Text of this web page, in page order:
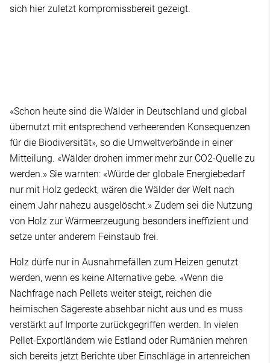
sich hier zuletzt kompromissbereit gezeigt.
«Schon heute sind die Wälder in Deutschland und global
übernutzt mit entsprechend verheerenden Konsequenzen
für die Biodiversität», so die Umweltverbände in einer
Mitteilung. «Wälder drohen immer mehr zur CO2-Quelle zu
werden.» Sie warnten: «Würde der globale Energiebedarf
nur mit Holz gedeckt, wären die Wälder der Welt nach
einem Jahr nahezu ausgelöscht.» Zudem sei die Nutzung
von Holz zur Wärmeerzeugung besonders ineffizient und
setze unter anderem Feinstaub frei.
Holz dürfe nur in Ausnahmefällen zum Heizen genutzt
werden, wenn es keine Alternative gebe. «Wenn die
Nachfrage nach Pellets weiter steigt, reichen die
heimischen Sägereste absehbar nicht aus und es muss
verstärkt auf Importe zurückgegriffen werden. In vielen
Pellet-Exportländern wie Estland oder Rumänien mehren
sich bereits jetzt Berichte über Einschläge in artenreichen